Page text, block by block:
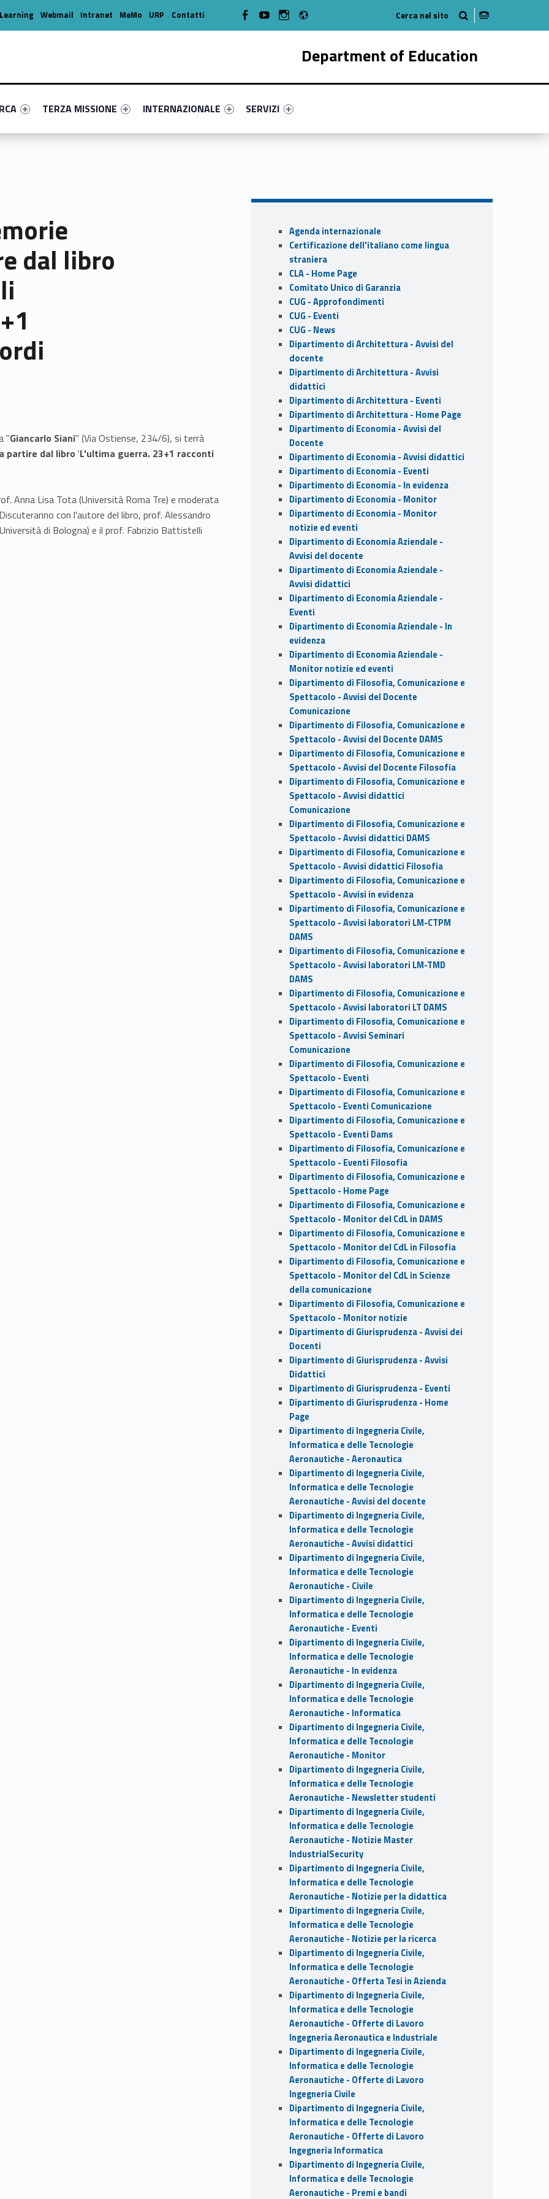
Department of Education
primary-41448-16
#link-menu-primary-1980-39
Link identifier #link-menu-primary-8930-49
TERZA MISSIONE
Link identifier #link-menu-primary-38654-55
INTERNAZIONALE
Link identifier #link-menu-primary-24245-62
SERVIZI
Webmail Intranet MeMo URP Contatti WebMan on FacebookWebMan on YoutubeWebMan on Instagram
dal libro
"Giancarlo Siani" (Via Ostiense, 234/6), si terrà
partire dal libro 'L'ultima guerra. 23+1 racconti
Anna Lisa Tota (Università Roma Tre) e moderata
con l'autore del libro, prof. Alessandro
di Bologna) e il prof. Fabrizio Battistelli
Sidebar
Agenda internazionale
Certificazione dell'italiano come lingua
straniera
CLA - Home Page
Comitato Unico di Garanzia
CUG - Approfondimenti
CUG - Eventi
CUG - News
Dipartimento di Architettura - Avvisi del
docente
Dipartimento di Architettura - Avvisi
didattici
Dipartimento di Architettura - Eventi
Dipartimento di Architettura - Home Page
Dipartimento di Economia - Avvisi del
Docente
Dipartimento di Economia - Avvisi didattici
Dipartimento di Economia - Eventi
Dipartimento di Economia - In evidenza
Dipartimento di Economia - Monitor
Dipartimento di Economia - Monitor
notizie ed eventi
Dipartimento di Economia Aziendale -
Avvisi del docente
Dipartimento di Economia Aziendale -
Avvisi didattici
Dipartimento di Economia Aziendale -
Eventi
Dipartimento di Economia Aziendale - In
evidenza
Dipartimento di Economia Aziendale -
Monitor notizie ed eventi
Dipartimento di Filosofia, Comunicazione e
Spettacolo - Avvisi del Docente
Comunicazione
Dipartimento di Filosofia, Comunicazione e
Spettacolo - Avvisi del Docente DAMS
Dipartimento di Filosofia, Comunicazione e
Spettacolo - Avvisi del Docente Filosofia
Dipartimento di Filosofia, Comunicazione e
Spettacolo - Avvisi didattici
Comunicazione
Dipartimento di Filosofia, Comunicazione e
Spettacolo - Avvisi didattici DAMS
Dipartimento di Filosofia, Comunicazione e
Spettacolo - Avvisi didattici Filosofia
Dipartimento di Filosofia, Comunicazione e
Spettacolo - Avvisi in evidenza
Dipartimento di Filosofia, Comunicazione e
Spettacolo - Avvisi laboratori LM-CTPM
DAMS
Dipartimento di Filosofia, Comunicazione e
Spettacolo - Avvisi laboratori LM-TMD
DAMS
Dipartimento di Filosofia, Comunicazione e
Spettacolo - Avvisi laboratori LT DAMS
Dipartimento di Filosofia, Comunicazione e
Spettacolo - Avvisi Seminari
Comunicazione
Dipartimento di Filosofia, Comunicazione e
Spettacolo - Eventi
Dipartimento di Filosofia, Comunicazione e
Spettacolo - Eventi Comunicazione
Dipartimento di Filosofia, Comunicazione e
Spettacolo - Eventi Dams
Dipartimento di Filosofia, Comunicazione e
Spettacolo - Eventi Filosofia
Dipartimento di Filosofia, Comunicazione e
Spettacolo - Home Page
Dipartimento di Filosofia, Comunicazione e
Spettacolo - Monitor del CdL in DAMS
Dipartimento di Filosofia, Comunicazione e
Spettacolo - Monitor del CdL in Filosofia
Dipartimento di Filosofia, Comunicazione e
Spettacolo - Monitor del CdL in Scienze
della comunicazione
Dipartimento di Filosofia, Comunicazione e
Spettacolo - Monitor notizie
Dipartimento di Giurisprudenza - Avvisi dei
Docenti
Dipartimento di Giurisprudenza - Avvisi
Didattici
Dipartimento di Giurisprudenza - Eventi
Dipartimento di Giurisprudenza - Home
Page
Dipartimento di Ingegneria Civile,
Informatica e delle Tecnologie
Aeronautiche - Aeronautica
Dipartimento di Ingegneria Civile,
Informatica e delle Tecnologie
Aeronautiche - Avvisi del docente
Dipartimento di Ingegneria Civile,
Informatica e delle Tecnologie
Aeronautiche - Avvisi didattici
Dipartimento di Ingegneria Civile,
Informatica e delle Tecnologie
Aeronautiche - Civile
Dipartimento di Ingegneria Civile,
Informatica e delle Tecnologie
Aeronautiche - Eventi
Dipartimento di Ingegneria Civile,
Informatica e delle Tecnologie
Aeronautiche - In evidenza
Dipartimento di Ingegneria Civile,
Informatica e delle Tecnologie
Aeronautiche - Informatica
Dipartimento di Ingegneria Civile,
Informatica e delle Tecnologie
Aeronautiche - Monitor
Dipartimento di Ingegneria Civile,
Informatica e delle Tecnologie
Aeronautiche - Newsletter studenti
Dipartimento di Ingegneria Civile,
Informatica e delle Tecnologie
Aeronautiche - Notizie Master
IndustrialSecurity
Dipartimento di Ingegneria Civile,
Informatica e delle Tecnologie
Aeronautiche - Notizie per la didattica
Dipartimento di Ingegneria Civile,
Informatica e delle Tecnologie
Aeronautiche - Notizie per la ricerca
Dipartimento di Ingegneria Civile,
Informatica e delle Tecnologie
Aeronautiche - Offerta Tesi in Azienda
Dipartimento di Ingegneria Civile,
Informatica e delle Tecnologie
Aeronautiche - Offerte di Lavoro
Ingegneria Aeronautica e Industriale
Dipartimento di Ingegneria Civile,
Informatica e delle Tecnologie
Aeronautiche - Offerte di Lavoro
Ingegneria Civile
Dipartimento di Ingegneria Civile,
Informatica e delle Tecnologie
Aeronautiche - Offerte di Lavoro
Ingegneria Informatica
Dipartimento di Ingegneria Civile,
Informatica e delle Tecnologie
Aeronautiche - Premi e bandi